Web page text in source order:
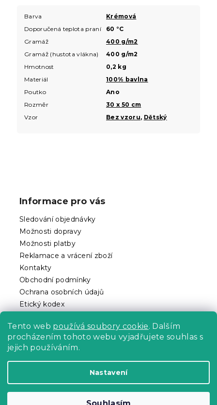
Tento web používá soubory cookie. Dalším
procházením tohoto webu vyjadřujete souhlas s
jejich používáním.
Nastavení
Barva
Krémová
Doporučená teplota praní
60 °C
Gramáž
400 g/m2
Gramáž (hustota vlákna)
400 g/m2
Hmotnost
0,2 kg
Materiál
100% bavlna
Poutko
Ano
Rozměr
30 x 50 cm
Vzor
Bez vzoru, Dětský
Informace pro vás
Sledování objednávky
Možnosti dopravy
Možnosti platby
Reklamace a vrácení zboží
Kontakty
Obchodní podmínky
Ochrana osobních údajů
Etický kodex
Copyright 2026Povlečeme.cz. Všechna práva